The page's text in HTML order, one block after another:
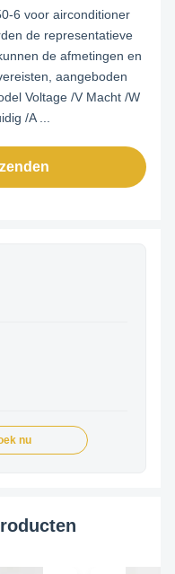
6 voor airconditioner
de representatieve
de afmetingen en
aangeboden
Voltage /V Macht /W
/A ...
nu